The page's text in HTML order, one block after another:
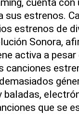
sus estrenos.
estrenos de
Sonora,
activa a pesar
canciones
baladas,
que se